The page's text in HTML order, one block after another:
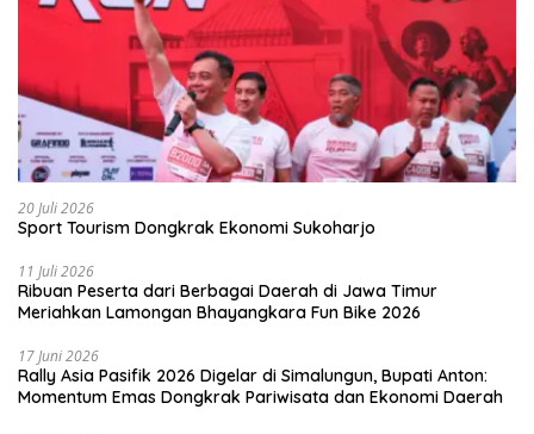
20 Juli 2026
Sport Tourism Dongkrak Ekonomi Sukoharjo
11 Juli 2026
Ribuan Peserta dari Berbagai Daerah di Jawa Timur
Meriahkan Lamongan Bhayangkara Fun Bike 2026
17 Juni 2026
Rally Asia Pasifik 2026 Digelar di Simalungun, Bupati Anton:
Momentum Emas Dongkrak Pariwisata dan Ekonomi Daerah